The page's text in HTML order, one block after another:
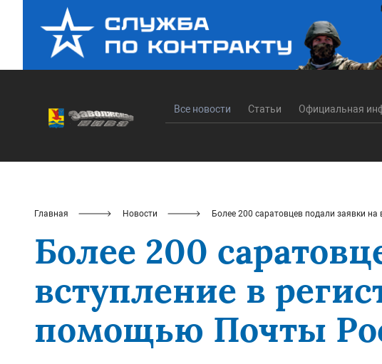
Все новости Статьи Официальная
Главная Новости Более 200 саратовцев подали заявки
Более 200
вступление в
помощью Почты